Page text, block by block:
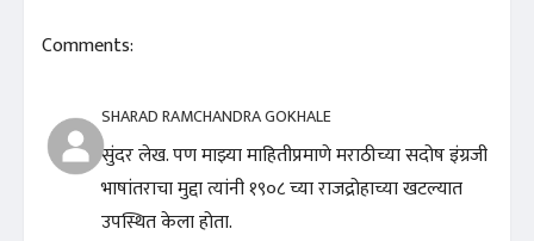
Comments:
SHARAD RAMCHANDRA GOKHALE
सुंदर लेख. पण माझ्या माहितीप्रमाणे मराठीच्या सदोष इंग्रजी
भाषांतराचा मुद्दा त्यांनी १९०८ च्या राजद्रोहाच्या खटल्यात
उपस्थित केला होता.